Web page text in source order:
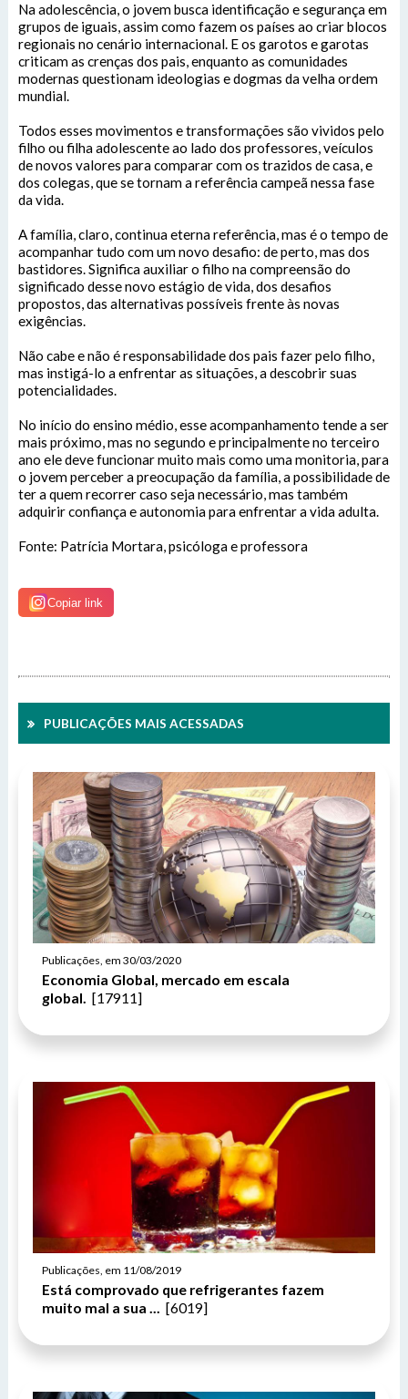
Na adolescência, o jovem busca identificação e segurança em
grupos de iguais, assim como fazem os países ao criar blocos
regionais no cenário internacional. E os garotos e garotas
criticam as crenças dos pais, enquanto as comunidades
modernas questionam ideologias e dogmas da velha ordem
mundial.
Todos esses movimentos e transformações são vividos pelo
filho ou filha adolescente ao lado dos professores, veículos
de novos valores para comparar com os trazidos de casa, e
dos colegas, que se tornam a referência campeã nessa fase
da vida.
A família, claro, continua eterna referência, mas é o tempo de
acompanhar tudo com um novo desafio: de perto, mas dos
bastidores. Significa auxiliar o filho na compreensão do
significado desse novo estágio de vida, dos desafios
propostos, das alternativas possíveis frente às novas
exigências.
Não cabe e não é responsabilidade dos pais fazer pelo filho,
mas instigá-lo a enfrentar as situações, a descobrir suas
potencialidades.
No início do ensino médio, esse acompanhamento tende a ser
mais próximo, mas no segundo e principalmente no terceiro
ano ele deve funcionar muito mais como uma monitoria, para
o jovem perceber a preocupação da família, a possibilidade de
ter a quem recorrer caso seja necessário, mas também
adquirir confiança e autonomia para enfrentar a vida adulta.
Fonte: Patrícia Mortara, psicóloga e professora
Copiar link
PUBLICAÇÕES MAIS ACESSADAS
Publicações, em 30/03/2020
Economia Global, mercado em escala
global. [17911]
Publicações, em 11/08/2019
Está comprovado que refrigerantes fazem
muito mal a sua ... [6019]
Acessibilidade
Letra A > Fonte tamanho normal.
Letra A- > Diminui o tamanho da fonte.
Layout
Gerenciador
Senha
Webmail
Digite apenas o "usuário" sem @dominio!
Senha
Endereço e Contatos do atendimento físico da
Prefeitura Municipal de São Félix do Xingu
Avenida 22 de Março, Nº 915, Centro
CEP: 68.380-00.
Contatos
E-Mail: ouvidoria@sfxingu.pa.gov.br
Lívia Leandra Ribeiro gomes
Expediente:
Das 8h às 12h e das 14h às 18h.
De segunda-feira a sexta-feira.
Outras Informações:
Fale Conosco